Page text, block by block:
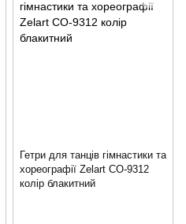
Гетри для танців гімнастики та
хореографії Zelart CO-9312
колір блакитний